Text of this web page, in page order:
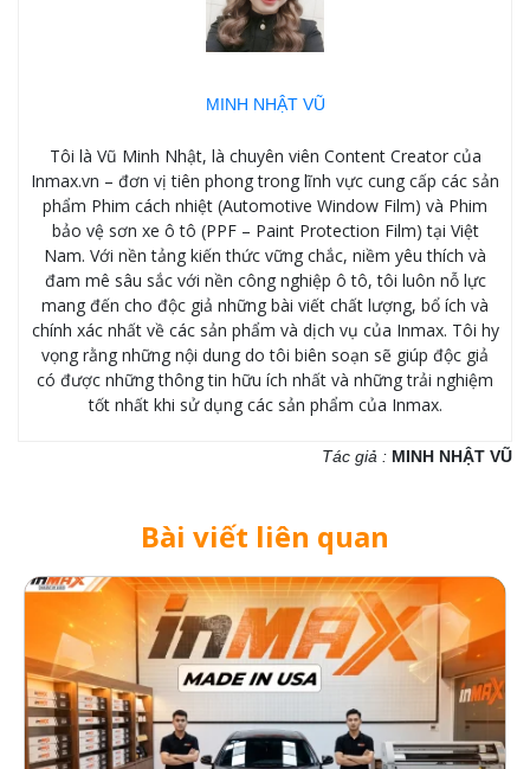
MINH NHẬT VŨ
Tôi là Vũ Minh Nhật, là chuyên viên Content Creator của
Inmax.vn – đơn vị tiên phong trong lĩnh vực cung cấp các sản
phẩm Phim cách nhiệt (Automotive Window Film) và Phim
bảo vệ sơn xe ô tô (PPF – Paint Protection Film) tại Việt
Nam. Với nền tảng kiến thức vững chắc, niềm yêu thích và
đam mê sâu sắc với nền công nghiệp ô tô, tôi luôn nỗ lực
mang đến cho độc giả những bài viết chất lượng, bổ ích và
chính xác nhất về các sản phẩm và dịch vụ của Inmax. Tôi hy
vọng rằng những nội dung do tôi biên soạn sẽ giúp độc giả
có được những thông tin hữu ích nhất và những trải nghiệm
tốt nhất khi sử dụng các sản phẩm của Inmax.
Tác giả : MINH NHẬT VŨ
Bài viết liên quan